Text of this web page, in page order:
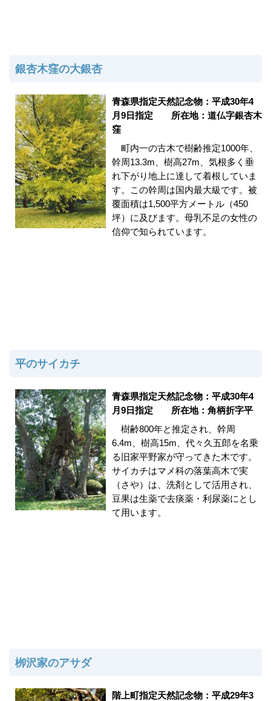
銀杏木窪の大銀杏
青森県指定天然記念物：平成30年4
月9日指定 所在地：道仏字銀杏木
窪
町内一の古木で樹齢推定1000年、
幹周13.3m、樹高27m、気根多く垂
れ下がり地上に達して着根していま
す。この幹周は国内最大級です。被
覆面積は1,500平方メートル（450
坪）に及びます。母乳不足の女性の
信仰で知られています。
平のサイカチ
青森県指定天然記念物：平成30年4
月9日指定 所在地：角柄折字平
樹齢800年と推定され、幹周
6.4m、樹高15m、代々久五郎を名乗
る旧家平野家が守ってきた木です。
サイカチはマメ科の落葉高木で実
（さや）は、洗剤として活用され、
豆果は生薬で去痰薬・利尿薬にとし
て用います。
栁沢家のアサダ
階上町指定天然記念物：平成29年3